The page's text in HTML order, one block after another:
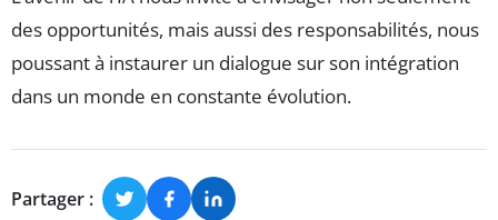
des opportunités, mais aussi des responsabilités, nous
poussant à instaurer un dialogue sur son intégration
dans un monde en constante évolution.
Partager :